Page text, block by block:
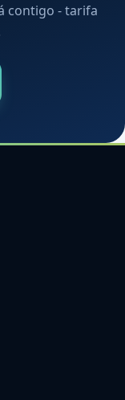
contigo - tarifa